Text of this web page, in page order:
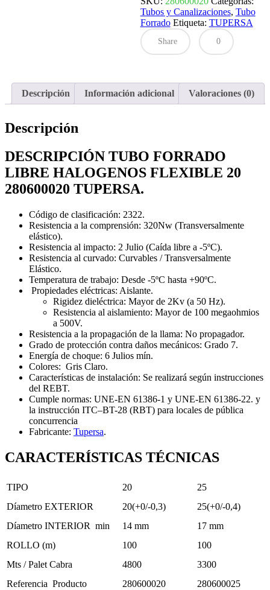
20
280600020
TUPERSA
cantidad
Tubos y Canalizaciones, Tubo
Forrado Etiqueta: TUPERSA
Share 0
Descripción Información adicional Valoraciones (0)
Descripción
DESCRIPCIÓN TUBO FORRADO
LIBRE HALOGENOS FLEXIBLE 20
280600020 TUPERSA.
Código de clasificación: 2322.
Resistencia a la comprensión: 320Nw (Transversalmente
elástico).
Resistencia al impacto: 2 Julio (Caída libre a -5ºC).
Resistencia al curvado: Curvables / Transversalmente
Elástico.
Temperatura de trabajo: Desde -5ºC hasta +90ºC.
Propiedades eléctricas: Aislante.
Rigidez dieléctrica: Mayor de 2Kv (a 50 Hz).
Resistencia al aislamiento: Mayor de 100 megaohmios
a 500V.
Resistencia a la propagación de la llama: No propagador.
Grado de protección contra daños mecánicos: Grado 7.
Energía de choque: 6 Julios mín.
Colores: Gris Claro.
Características de instalación: Se realizará según instrucciones
del REBT.
Cumple normas: UNE-EN 61386-1 y UNE-EN 61386-22. y
la instrucción ITC–BT-28 (RBT) para locales de pública
concurrencia
Fabricante: Tupersa.
CARACTERÍSTICAS TÉCNICAS
TIPO 20
25
Díametro EXTERIOR
20(+0/-0,3)
25(+0/-0,4)
Díametro INTERIOR min
14 mm
17 mm
ROLLO (m)
100
100
Mts / Palet Cabra
4800
3300
Referencia Producto
280600020 280600025